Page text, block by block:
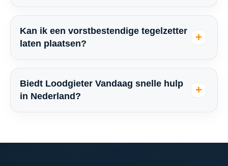
Kan ik een vorstbestendige tegelzetter
laten plaatsen?
Biedt Loodgieter Vandaag snelle hulp
in Nederland?